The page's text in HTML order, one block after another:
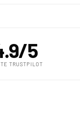
5
TRUSTPILOT